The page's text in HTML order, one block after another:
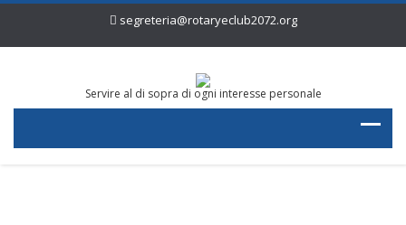
segreteria@rotaryeclub2072.org
Servire al di sopra di ogni interesse personale